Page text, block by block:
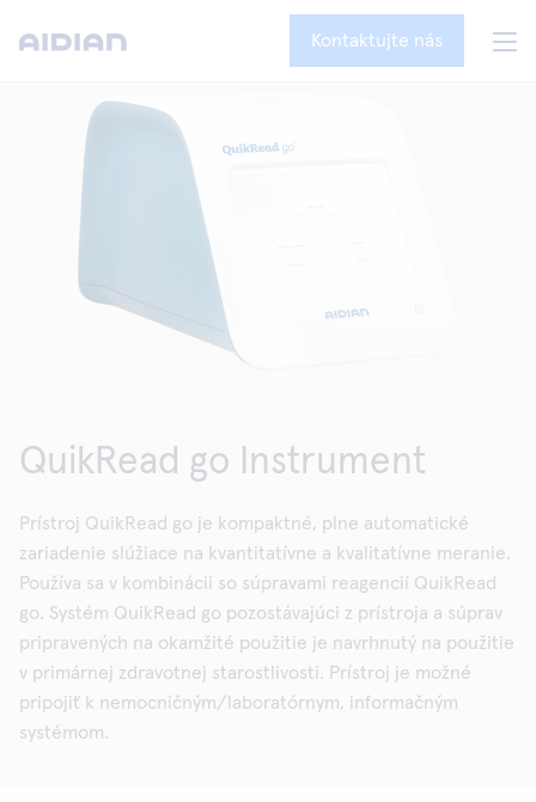
Kontaktujte nás
QuikRead go Instrument
Prístroj QuikRead go je kompaktné, plne automatické
zariadenie slúžiace na kvantitatívne a kvalitatívne meranie.
Používa sa v kombinácii so súpravami reagencií QuikRead
go. Systém QuikRead go pozostávajúci z prístroja a súprav
pripravených na okamžité použitie je navrhnutý na použitie
v primárnej zdravotnej starostlivosti. Prístroj je možné
pripojiť k nemocničným/laboratórnym, informačným
systémom.